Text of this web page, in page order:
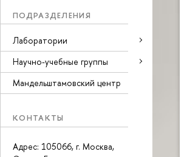
ПОДРАЗДЕЛЕНИЯ
Лаборатории
Научно-учебные группы
Мандельштамовский центр
КОНТАКТЫ
Адрес: 105066, г. Москва,